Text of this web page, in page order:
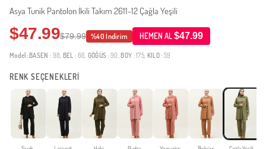
Asya Tunik Pantolon İkili Takım 2611-12 Çağla Yeşili
$47.99$79.99 %40 İndirim HEMEN AL$47.99
Model: BASEN : 98, BEL : 66, GÖĞÜS : 90, BOY : 175, KILO: 59
RENK SEÇENEKLERİ